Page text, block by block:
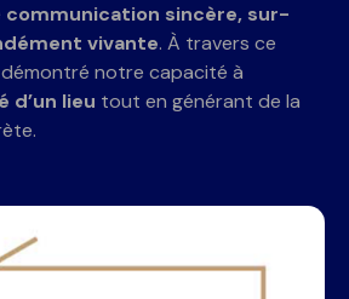
communication sincère, sur-
vivante. À travers ce
notre capacité à
d’un lieu tout en générant de la